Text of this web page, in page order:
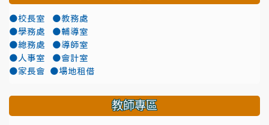
●校長室
●教務處
●學務處
●輔導室
●總務處
●導師室
●人事室
●會計室
●家長會
●場地租借
教師專區